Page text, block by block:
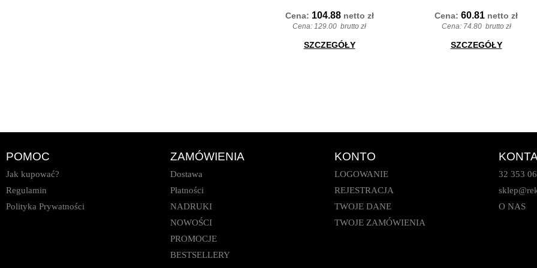
Cena: 104.88 netto zł
Cena: 129.00 brutto zł
SZCZEGÓŁY
Cena: 60.81 netto zł
Cena: 74.80 brutto zł
SZCZEGÓŁY
POMOC
Jak kupować?
Regulamin
Polityka Prywatności
ZAMÓWIENIA
Dostawa
Płatności
NADRUKI
NOWOŚCI
PROMOCJE
BESTSELLERY
KONTO
LOGOWANIE
REJESTRACJA
TWOJE DANE
TWOJE ZAMÓWIENIA
32 353
O NAS